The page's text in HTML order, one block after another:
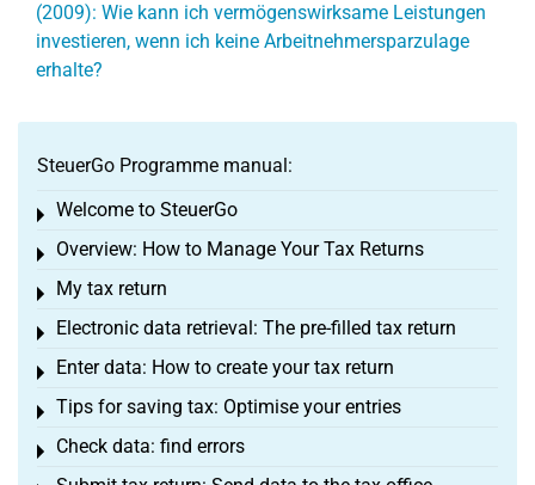
(2009): Wie kann ich vermögenswirksame Leistungen
investieren, wenn ich keine Arbeitnehmersparzulage
erhalte?
SteuerGo Programme manual:
Welcome to SteuerGo
Toggle menu
Overview: How to Manage Your Tax Returns
Toggle menu
My tax return
Toggle menu
Electronic data retrieval: The pre-filled tax return
Toggle menu
Enter data: How to create your tax return
Toggle menu
Tips for saving tax: Optimise your entries
Toggle menu
Check data: find errors
Toggle menu